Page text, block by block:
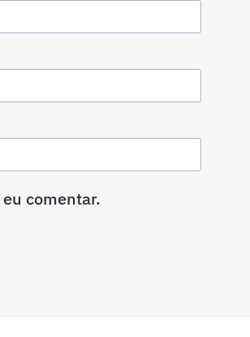
comentar.